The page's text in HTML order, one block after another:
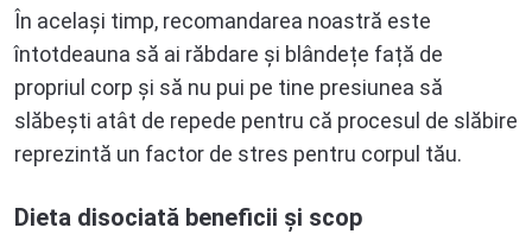
În același timp, recomandarea noastră este
întotdeauna să ai răbdare și blândețe față de
propriul corp și să nu pui pe tine presiunea să
slăbești atât de repede pentru că procesul de slăbire
reprezintă un factor de stres pentru corpul tău.
Dieta disociată beneficii și scop